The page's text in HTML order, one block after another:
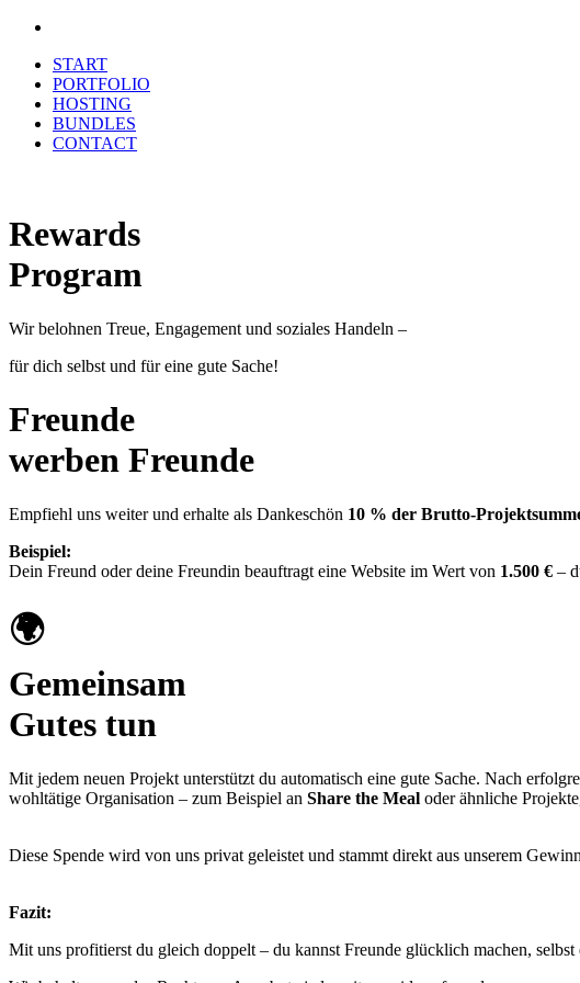
START
PORTFOLIO
HOSTING
BUNDLES
CONTACT
Rewards
Program
Wir belohnen Treue, Engagement und soziales Handeln –
für dich selbst und für eine gute Sache!
Freunde
werben Freunde
Empfiehl uns weiter und erhalte als Dankeschön 10 % der Brutto-
Beispiel:
Dein Freund oder deine Freundin beauftragt eine Website im Wert von 1.500 € –
🌍
Gemeinsam
Gutes tun
Mit jedem neuen Projekt unterstützt du automatisch eine gute Sache. Nach
wohltätige Organisation – zum Beispiel an Share the Meal oder ähnliche
Diese Spende wird von uns privat geleistet und stammt direkt aus unserem
Fazit:
Mit uns profitierst du gleich doppelt – du kannst Freunde glücklich machen,